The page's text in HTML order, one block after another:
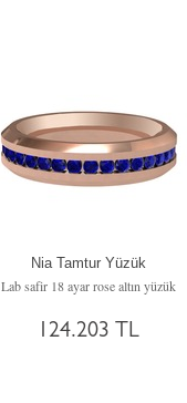
Nia Tamtur Yüzük
Lab safir 18 ayar rose altın yüzük
124.203 TL